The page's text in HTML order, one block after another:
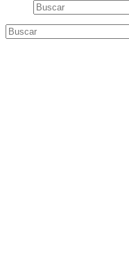
Buscar
Buscar